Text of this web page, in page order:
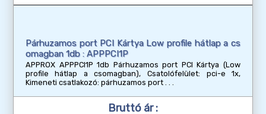
Párhuzamos port PCI Kártya Low profile hátlap a cs
omagban 1db : APPPCI1P
APPROX APPPCI1P 1db Párhuzamos port PCI Kártya (Low
profile hátlap a csomagban), Csatolófelület: pci-e 1x,
Kimeneti csatlakozó: párhuzamos port
Bruttó ár :